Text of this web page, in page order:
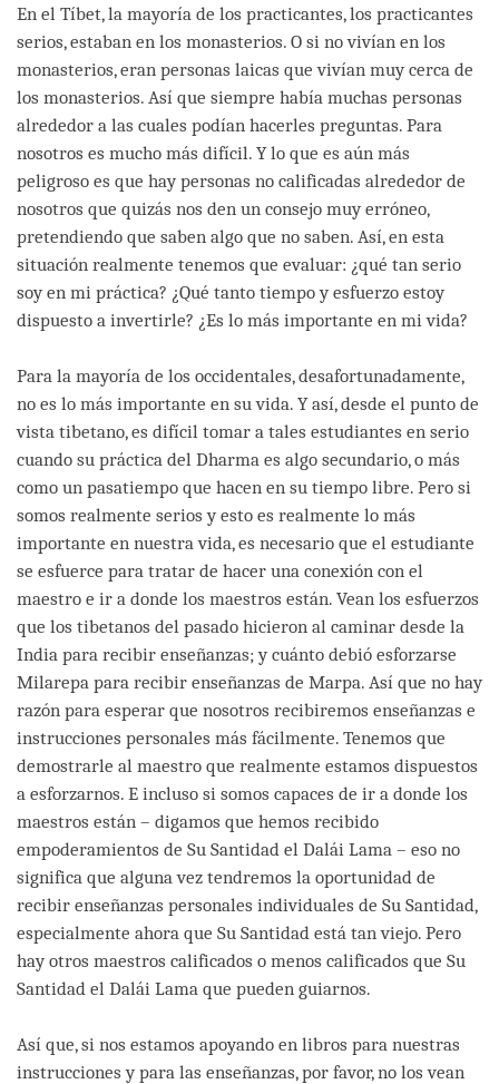
En el Tíbet, la mayoría de los practicantes, los practicantes
serios, estaban en los monasterios. O si no vivían en los
monasterios, eran personas laicas que vivían muy cerca de
los monasterios. Así que siempre había muchas personas
alrededor a las cuales podían hacerles preguntas. Para
nosotros es mucho más difícil. Y lo que es aún más
peligroso es que hay personas no calificadas alrededor de
nosotros que quizás nos den un consejo muy erróneo,
pretendiendo que saben algo que no saben. Así, en esta
situación realmente tenemos que evaluar: ¿qué tan serio
soy en mi práctica? ¿Qué tanto tiempo y esfuerzo estoy
dispuesto a invertirle? ¿Es lo más importante en mi vida?
Para la mayoría de los occidentales, desafortunadamente,
no es lo más importante en su vida. Y así, desde el punto de
vista tibetano, es difícil tomar a tales estudiantes en serio
cuando su práctica del Dharma es algo secundario, o más
como un pasatiempo que hacen en su tiempo libre. Pero si
somos realmente serios y esto es realmente lo más
importante en nuestra vida, es necesario que el estudiante
se esfuerce para tratar de hacer una conexión con el
maestro e ir a donde los maestros están. Vean los esfuerzos
que los tibetanos del pasado hicieron al caminar desde la
India para recibir enseñanzas; y cuánto debió esforzarse
Milarepa para recibir enseñanzas de Marpa. Así que no hay
razón para esperar que nosotros recibiremos enseñanzas e
instrucciones personales más fácilmente. Tenemos que
demostrarle al maestro que realmente estamos dispuestos
a esforzarnos. E incluso si somos capaces de ir a donde los
maestros están – digamos que hemos recibido
empoderamientos de Su Santidad el Dalái Lama – eso no
significa que alguna vez tendremos la oportunidad de
recibir enseñanzas personales individuales de Su Santidad,
especialmente ahora que Su Santidad está tan viejo. Pero
hay otros maestros calificados o menos calificados que Su
Santidad el Dalái Lama que pueden guiarnos.
Así que, si nos estamos apoyando en libros para nuestras
instrucciones y para las enseñanzas, por favor, no los vean